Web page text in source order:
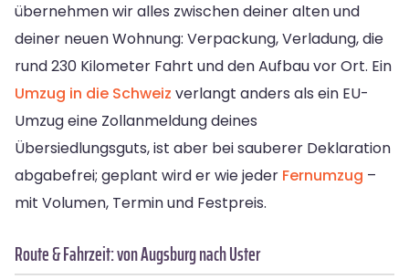
übernehmen wir alles zwischen deiner alten und
deiner neuen Wohnung: Verpackung, Verladung, die
rund 230 Kilometer Fahrt und den Aufbau vor Ort. Ein
Umzug in die Schweiz verlangt anders als ein EU-
Umzug eine Zollanmeldung deines
Übersiedlungsguts, ist aber bei sauberer Deklaration
abgabefrei; geplant wird er wie jeder Fernumzug –
mit Volumen, Termin und Festpreis.
Route & Fahrzeit: von Augsburg nach Uster